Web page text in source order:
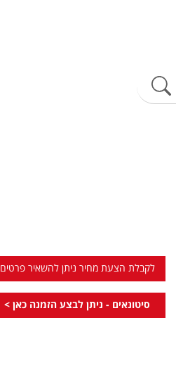
לקבלת הצעת מחיר ניתן להשאיר פרטים
סיטונאים - ניתן לבצע הזמנה כאן >